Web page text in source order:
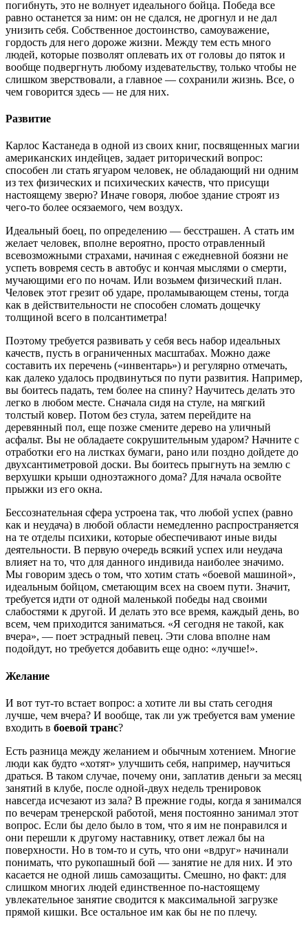
погибнуть, это не волнует идеального бойца. Победа все
равно останется за ним: он не сдался, не дрогнул и не дал
унизить себя. Собственное достоинство, самоуважение,
гордость для него дороже жизни. Между тем есть много
людей, которые позволят оплевать их от головы до пяток и
вообще подвергнуть любому издевательству, только чтобы не
слишком зверствовали, а главное — сохранили жизнь. Все, о
чем говорится здесь — не для них.
Развитие
Карлос Кастанеда в одной из своих книг, посвященных магии
американских индейцев, задает риторический вопрос:
способен ли стать ягуаром человек, не обладающий ни одним
из тех физических и психических качеств, что присущи
настоящему зверю? Иначе говоря, любое здание строят из
чего-то более осязаемого, чем воздух.
Идеальный боец, по определению — бесстрашен. А стать им
желает человек, вполне вероятно, просто отравленный
всевозможными страхами, начиная с ежедневной боязни не
успеть вовремя сесть в автобус и кончая мыслями о смерти,
мучающими его по ночам. Или возьмем физический план.
Человек этот грезит об ударе, проламывающем стены, тогда
как в действительности не способен сломать дощечку
толщиной всего в полсантиметра!
Поэтому требуется развивать у себя весь набор идеальных
качеств, пусть в ограниченных масштабах. Можно даже
составить их перечень («инвентарь») и регулярно отмечать,
как далеко удалось продвинуться по пути развития. Например,
вы боитесь падать, тем более на спину? Научитесь делать это
легко в любом месте. Сначала сидя на стуле, на мягкий
толстый ковер. Потом без стула, затем перейдите на
деревянный пол, еще позже смените дерево на уличный
асфальт. Вы не обладаете сокрушительным ударом? Начните с
отработки его на листках бумаги, рано или поздно дойдете до
двухсантиметровой доски. Вы боитесь прыгнуть на землю с
верхушки крыши одноэтажного дома? Для начала освойте
прыжки из его окна.
Бессознательная сфера устроена так, что любой успех (равно
как и неудача) в любой области немедленно распространяется
на те отделы психики, которые обеспечивают иные виды
деятельности. В первую очередь всякий успех или неудача
влияет на то, что для данного индивида наиболее значимо.
Мы говорим здесь о том, что хотим стать «боевой машиной»,
идеальным бойцом, сметающим всех на своем пути. Значит,
требуется идти от одной маленькой победы над своими
слабостями к другой. И делать это все время, каждый день, во
всем, чем приходится заниматься. «Я сегодня не такой, как
вчера», — поет эстрадный певец. Эти слова вполне нам
подойдут, но требуется добавить еще одно: «лучше!».
Желание
И вот тут-то встает вопрос: а хотите ли вы стать сегодня
лучше, чем вчера? И вообще, так ли уж требуется вам умение
входить в боевой транс?
Есть разница между желанием и обычным хотением. Многие
люди как будто «хотят» улучшить себя, например, научиться
драться. В таком случае, почему они, заплатив деньги за месяц
занятий в клубе, после одной-двух недель тренировок
навсегда исчезают из зала? В прежние годы, когда я занимался
по вечерам тренерской работой, меня постоянно занимал этот
вопрос. Если бы дело было в том, что я им не понравился и
они перешли к другому наставнику, ответ лежал бы на
поверхности. Но в том-то и суть, что они «вдруг» начинали
понимать, что рукопашный бой — занятие не для них. И это
касается не одной лишь самозащиты. Смешно, но факт: для
слишком многих людей единственное по-настоящему
увлекательное занятие сводится к максимальной загрузке
прямой кишки. Все остальное им как бы не по плечу.